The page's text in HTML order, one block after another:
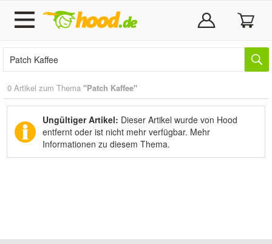
0 Artikel zum Thema "Patch Kaffee"
Ungültiger Artikel: Dieser Artikel wurde von Hood
entfernt oder ist nicht mehr verfügbar. Mehr
Informationen zu diesem Thema.